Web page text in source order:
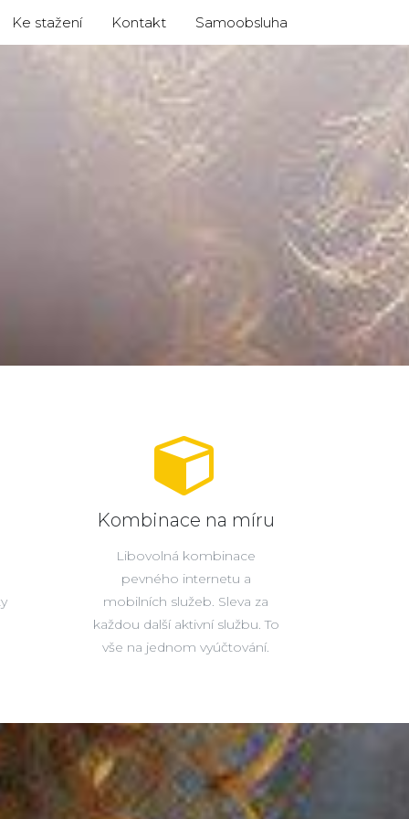
Ke stažení Kontakt Samoobsluha
Kombinace na míru
Libovolná kombinace
pevného internetu a
mobilních služeb. Sleva za
každou další aktivní službu. To
vše na jednom vyúčtování.